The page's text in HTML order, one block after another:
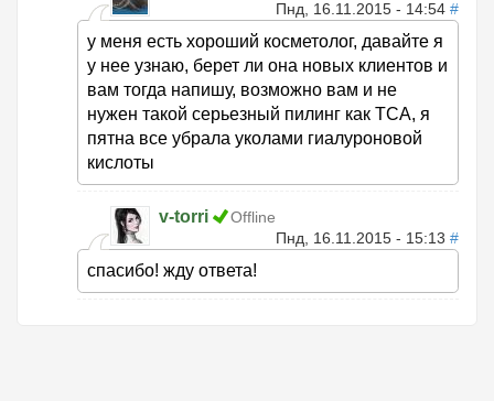
Пнд, 16.11.2015 - 14:54 #
у меня есть хороший косметолог, давайте я
у нее узнаю, берет ли она новых клиентов и
вам тогда напишу, возможно вам и не
нужен такой серьезный пилинг как ТСА, я
пятна все убрала уколами гиалуроновой
кислоты
v-torri
Offline
Пнд, 16.11.2015 - 15:13 #
спасибо! жду ответа!